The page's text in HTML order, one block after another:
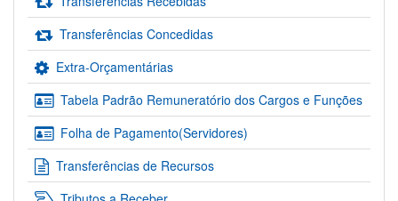
Transferências Concedidas
Extra-Orçamentárias
Tabela Padrão Remuneratório dos Cargos e Funções
Folha de Pagamento(Servidores)
Transferências de Recursos